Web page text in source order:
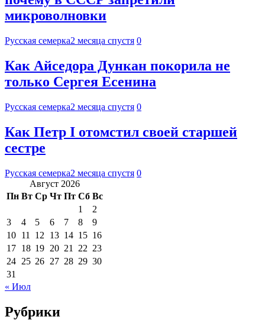
микроволновки
Русская семерка2 месяца спустя 0
Как Айседора Дункан покорила не
только Сергея Есенина
Русская семерка2 месяца спустя 0
Как Петр I отомстил своей старшей
сестре
Русская семерка2 месяца спустя 0
Август 2026
Пн Вт Ср Чт Пт Сб Вс
1
2
3
4 5 6 7 8
9
10 11 12 13 14 15 16
17 18 19 20 21 22 23
24 25 26 27 28 29 30
31
« Июл
Рубрики